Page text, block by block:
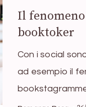
Il
booktoker
Con i social
ad esempio il